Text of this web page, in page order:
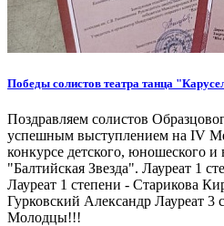
Победы солистов театра танца
Поздравляем солистов
успешным выступлением на IV
конкурсе детского, юношеского и
"Балтийская Звезда". Лауреат 1
Лауреат 1 степени - Старикова
Гурковский Александр Лауреат 3
Молодцы!!!